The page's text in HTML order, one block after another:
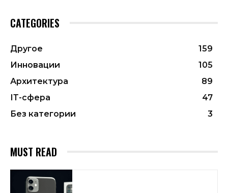
CATEGORIES
Другое
159
Инновации
105
Архитектура
89
ІТ-сфера
47
Без категории
3
MUST READ